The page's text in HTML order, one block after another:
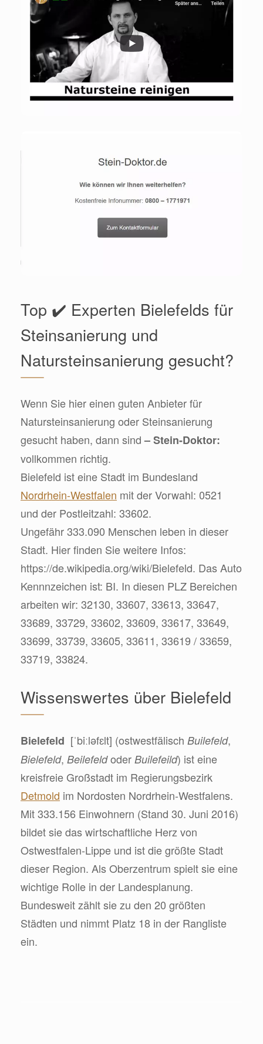
Top ✔️ Experten Bielefelds für
Steinsanierung und
Natursteinsanierung gesucht?
Wenn Sie hier einen guten Anbieter für
Natursteinsanierung oder Steinsanierung
gesucht haben, dann sind– Stein-Doktor:
vollkommen richtig.
Bielefeld ist eine Stadt im Bundesland
Nordrhein-Westfalen mit der Vorwahl: 0521
und der Postleitzahl: 33602.
Ungefähr 333.090 Menschen leben in dieser
Stadt. Hier finden Sie weitere Infos:
https://de.wikipedia.org/wiki/Bielefeld. Das Auto
Kennnzeichen ist: BI. In diesen PLZ Bereichen
arbeiten wir: 32130, 33607, 33613, 33647,
33689, 33729, 33602, 33609, 33617, 33649,
33699, 33739, 33605, 33611, 33619 / 33659,
33719, 33824.
Wissenswertes über Bielefeld
Bielefeld [ˈbiːləfɛlt] (ostwestfälisch Builefeld,
Bielefeld, Beilefeldoder Builefeild) ist eine
kreisfreie Großstadt im Regierungsbezirk
Detmold im Nordosten Nordrhein-Westfalens.
Mit 333.156 Einwohnern (Stand 30. Juni 2016)
bildet sie das wirtschaftliche Herz von
Ostwestfalen-Lippe und ist die größte Stadt
dieser Region. Als Oberzentrum spielt sie eine
wichtige Rolle in der Landesplanung.
Bundesweit zählt sie zu den 20 größten
Städten und nimmt Platz 18 in der Rangliste
ein.